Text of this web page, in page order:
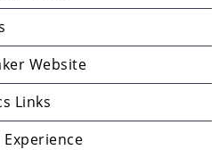
Website
Links
Experience